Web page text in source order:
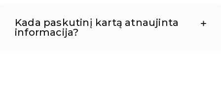
Kada paskutinį kartą atnaujinta
informacija?